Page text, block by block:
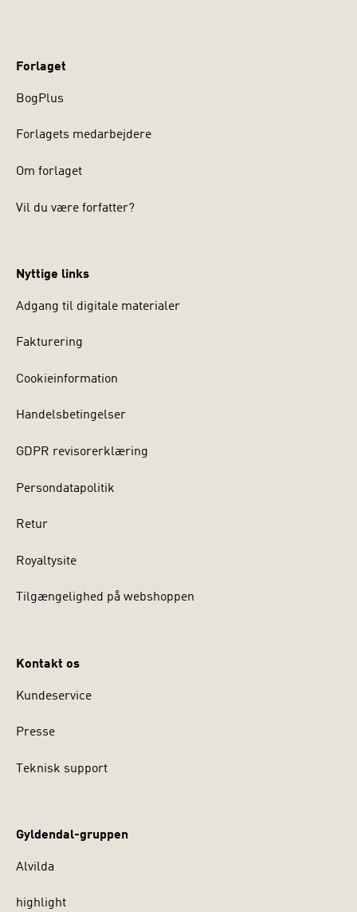
Forlaget
BogPlus
Forlagets medarbejdere
Om forlaget
Vil du være forfatter?
Nyttige links
Adgang til digitale materialer
Fakturering
Cookieinformation
Handelsbetingelser
GDPR revisorerklæring
Persondatapolitik
Retur
Royaltysite
Tilgængelighed på webshoppen
Kontakt os
Kundeservice
Presse
Teknisk support
Gyldendal-gruppen
Alvilda
highlight